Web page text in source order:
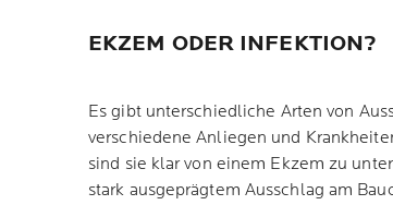
EKZEM ODER INFEKTION?
Es gibt unterschiedliche Arten von
verschiedene Anliegen und
sind sie klar von einem Ekzem zu
stark ausgeprägtem Ausschlag am